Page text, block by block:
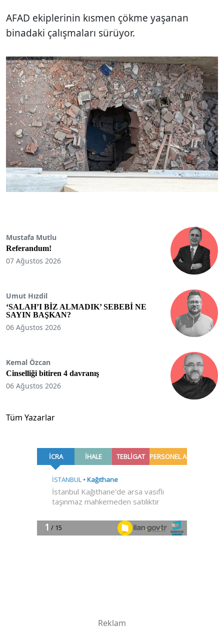
AFAD ekiplerinin kısmen çökme yaşanan
binadaki çalışmaları sürüyor.
Mustafa Mutlu
Referandum!
07 Ağustos 2026
Umut Hızdil
‘SALAH’I BİZ ALMADIK’ SEBEBİ NE
SAYIN BAŞKAN?
06 Ağustos 2026
Kemal Özcan
Cinselliği bitiren 4 davranış
06 Ağustos 2026
Tüm Yazarlar